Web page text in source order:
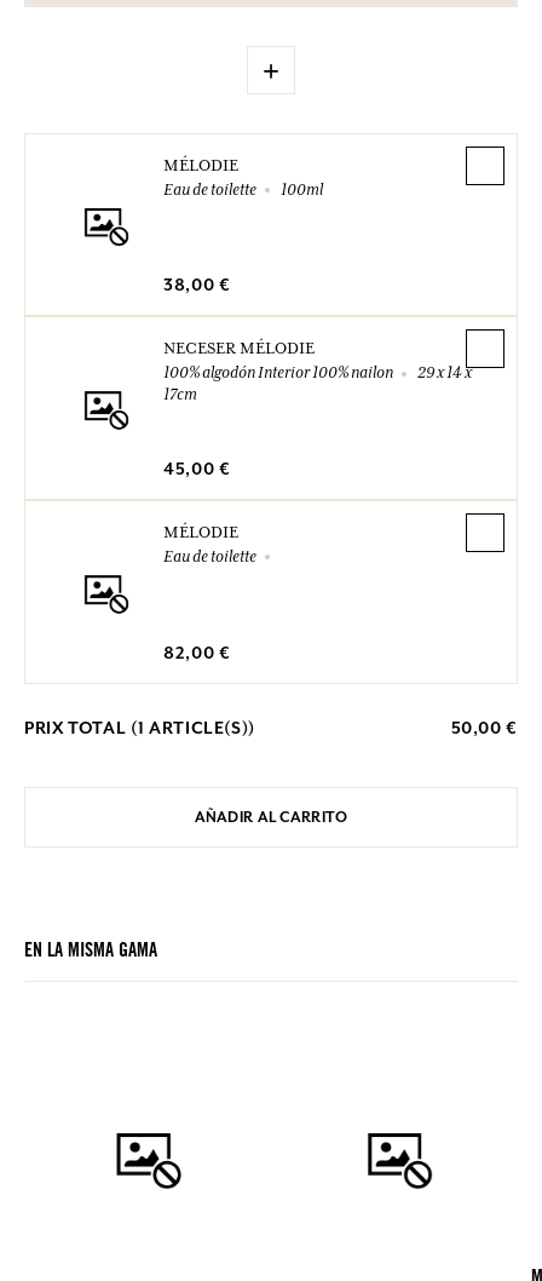
+
MÉLODIE
Eau de toilette
100ml
38,00 €
NECESER MÉLODIE
100% algodón Interior 100% nailon
29 x 14 x
17cm
45,00 €
MÉLODIE
Eau de toilette
82,00 €
PRIX TOTAL (1 ARTICLE(S)) 50,00 €
AÑADIR AL CARRITO
EN LA MISMA GAMA